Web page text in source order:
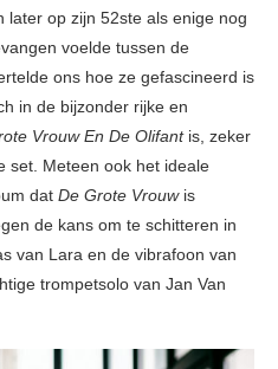
later op zijn 52ste als enige nog
voelde tussen de
ons hoe ze gefascineerd is
in de bijzonder rijke en
Vrouw En De Olifant is, zeker
set. Meteen ook het ideale
dat De Grote Vrouwis
de kans om te schitteren in
van Lara en de vibrafoon van
trompetsolo van Jan Van